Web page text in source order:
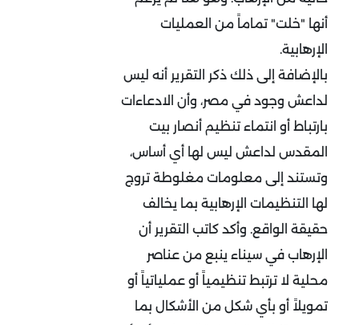
أنها "خلت" تماماً من العمليات
الإرهابية.
بالإضافة إلى ذلك ذكر التقرير أنه ليس
لداعش وجود في مصر، وأن الادعاءات
بارتباط أو انتماء تنظيم أنصار بيت
المقدس لداعش ليس لها أي أساس،
وتستند إلى معلومات مغلوطة تروج
لها التنظيمات الإرهابية بما يخالف
حقيقة الواقع. وأكد كاتب التقرير أن
الإرهاب في سيناء ينبع من عناصر
محلية لا ترتبط تنظيمياً أو عملياتياً أو
تمويلاً أو بأي شكل من الأشكال بما